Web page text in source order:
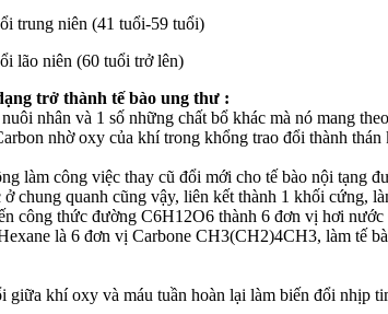
trung niên (41 tuổi-59 tuổi)
lão niên (60 tuổi trở lên)
trở thành tế bào ung thư :
nhân và 1 số những chất bổ khác mà nó mang
nhờ oxy của khí trong khổng trao đổi thành
làm công việc thay cũ đổi mới cho tế bào nội tạng
chung quanh cũng vậy, liên kết thành 1 khối cứng,
công thức đường C6H12O6 thành 6 đơn vị hơi
là 6 đơn vị Carbone CH3(CH2)4CH3, làm tế
khí oxy và máu tuần hoàn lại làm biến đổi nhịp